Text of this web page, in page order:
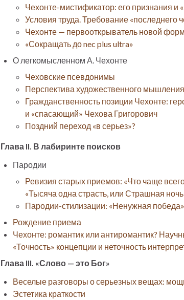
Чехонте-мистификатор: его признания и
Условия труда. Требование «последнего
Чехонте — первооткрыватель новой
«Сокращать до nec plus ultra»
О легкомысленном А. Чехонте
Чеховские псевдонимы
Перспектива художественного мышления
Гражданственность позиции Чехонте:
и «спасающий» Чехова Григорович
Поздний переход «в серьез»?
Глава II. В лабиринте поисков
Пародии
Ревизия старых приемов: «Что чаще
«Тысяча одна страсть, или Страшная
Пародии-стилизации: «Ненужная
Рождение приема
Чехонте: романтик или антиромантик?
«Точность» концепции и неточность
Глава III. «Слово — это Бог»
Веселые разговоры о серьезных вещах:
Эстетика краткости